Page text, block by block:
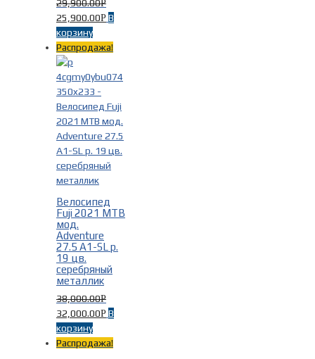
Красный(3)
Серебряный
Серый
Синий(1)
чёрный(14)
Фильтр
29,900.00Р
25,900.00Р В
корзину
Распродажа!
Велосипед
Fuji 2021 MTB
мод.
Adventure
27.5 A1-SL р.
19 цв.
серебряный
металлик
38,000.00Р
32,000.00Р В
корзину
Распродажа!